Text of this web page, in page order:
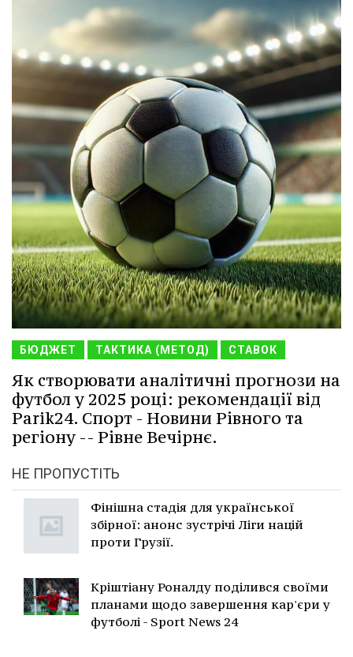
БЮДЖЕТ ТАКТИКА (МЕТОД) СТАВОК
Як створювати аналітичні прогнози на
футбол у 2025 році: рекомендації від
Parik24. Спорт - Новини Рівного та
регіону -- Рівне Вечірнє.
НЕ ПРОПУСТІТЬ
Фінішна стадія для української
збірної: анонс зустрічі Ліги націй
проти Грузії.
Кріштіану Роналду поділився своїми
планами щодо завершення кар'єри у
футболі - Sport News 24